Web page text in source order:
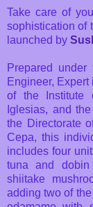
Take care of
sophistication of
launched by
Prepared
Engineer,
of the Institute
Iglesias, and
the Directorate
Cepa, this
includes four
tuna and
shiitake
adding two of